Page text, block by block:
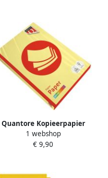
Quantore Kopieerpapier
Colour A4 80gr geel 500 vel
1 webshop
€ 9,90